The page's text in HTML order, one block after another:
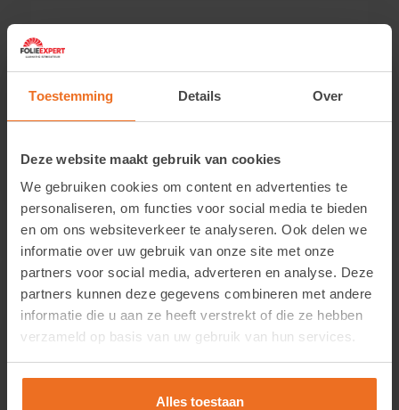
Toestemming Details Over
Deze website maakt gebruik van cookies
We gebruiken cookies om content en advertenties te
personaliseren, om functies voor social media te bieden
en om ons websiteverkeer te analyseren. Ook delen we
informatie over uw gebruik van onze site met onze
partners voor social media, adverteren en analyse. Deze
partners kunnen deze gegevens combineren met andere
informatie die u aan ze heeft verstrekt of die ze hebben
verzameld op basis van uw gebruik van hun services.
Alles toestaan
Premium kwaliteit
Staten
UV- en IR-bescherming, krasbestendige coating